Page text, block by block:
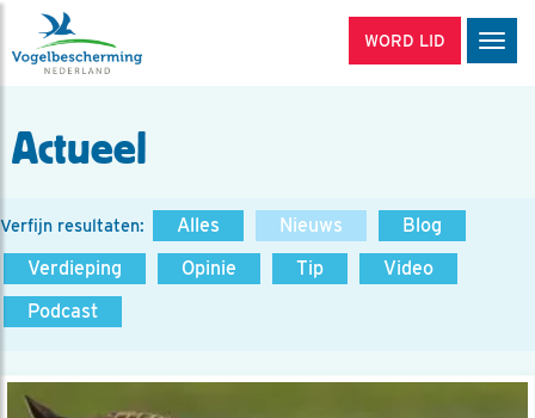
WORD LID
Actueel
Verfijn resultaten: Alles Nieuws
Blog
Verdieping
Opinie Tip
Video
Podcast